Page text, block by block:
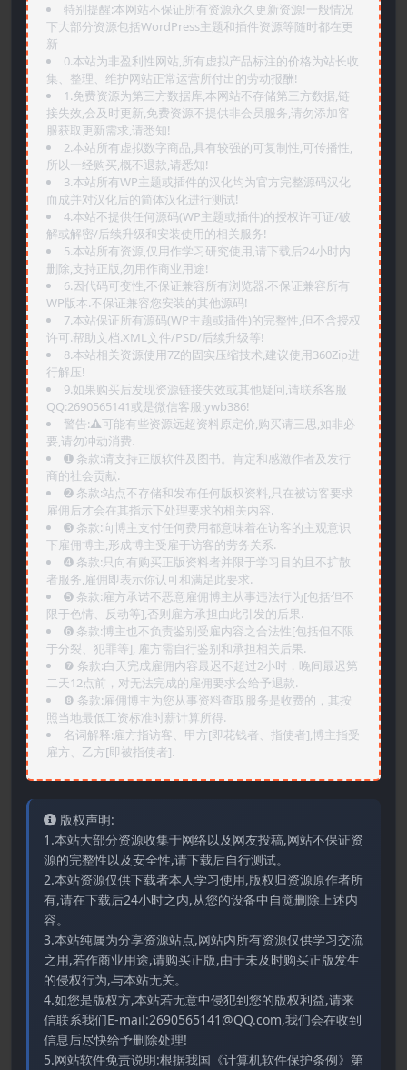
特别提醒:本网站不保证所有资源永久更新资源!一般情况
下大部分资源包括WordPress主题和插件资源等随时都在更
新
0.本站为非盈利性网站,所有虚拟产品标注的价格为站长收
集、整理、维护网站正常运营所付出的劳动报酬!
1.免费资源为第三方数据库,本网站不存储第三方数据,链
接失效,会及时更新,免费资源不提供非会员服务,请勿添加客
服获取更新需求,请悉知!
2.本站所有虚拟数字商品,具有较强的可复制性,可传播性,
所以一经购买,概不退款,请悉知!
3.本站所有WP主题或插件的汉化均为官方完整源码汉化
而成并对汉化后的简体汉化进行测试!
4.本站不提供任何源码(WP主题或插件)的授权许可证/破
解或解密/后续升级和安装使用的相关服务!
5.本站所有资源,仅用作学习研究使用,请下载后24小时内
删除,支持正版,勿用作商业用途!
6.因代码可变性,不保证兼容所有浏览器.不保证兼容所有
WP版本.不保证兼容您安装的其他源码!
7.本站保证所有源码(WP主题或插件)的完整性,但不含授权
许可.帮助文档.XML文件/PSD/后续升级等!
8.本站相关资源使用7Z的固实压缩技术,建议使用360Zip进
行解压!
9.如果购买后发现资源链接失效或其他疑问,请联系客服
QQ:2690565141或是微信客服:ywb386!
警告:⚠️可能有些资源远超资料原定价,购买请三思,如非必
要,请勿冲动消费.
➊️ 条款:请支持正版软件及图书。肯定和感激作者及发行
商的社会贡献.
➋️ 条款:站点不存储和发布任何版权资料,只在被访客要求
雇佣后才会在其指示下处理要求的相关内容.
➌️ 条款:向博主支付任何费用都意味着在访客的主观意识
下雇佣博主,形成博主受雇于访客的劳务关系.
➍️ 条款:只向有购买正版资料者并限于学习目的且不扩散
者服务,雇佣即表示你认可和满足此要求.
➎ 条款:雇方承诺不恶意雇佣博主从事违法行为[包括但不
限于色情、反动等],否则雇方承担由此引发的后果.
➏️ 条款:博主也不负责鉴别受雇内容之合法性[包括但不限
于分裂、犯罪等], 雇方需自行鉴别和承担相关后果.
❼ 条款:白天完成雇佣内容最迟不超过2小时，晚间最迟第
二天12点前，对无法完成的雇佣要求会给予退款.
❽ 条款:雇佣博主为您从事资料查取服务是收费的，其按
照当地最低工资标准时薪计算所得.
名词解释:雇方指访客、甲方[即花钱者、指使者],博主指受
雇方、乙方[即被指使者].
版权声明:
1.本站大部分资源收集于网络以及网友投稿,网站不保证资
源的完整性以及安全性,请下载后自行测试。
2.本站资源仅供下载者本人学习使用,版权归资源原作者所
有,请在下载后24小时之内,从您的设备中自觉删除上述内
容。
3.本站纯属为分享资源站点,网站内所有资源仅供学习交流
之用,若作商业用途,请购买正版,由于未及时购买正版发生
的侵权行为,与本站无关。
4.如您是版权方,本站若无意中侵犯到您的版权利益,请来
信联系我们E-mail:2690565141@QQ.com,我们会在收到
信息后尽快给予删除处理!
5.网站软件免责说明:根据我国《计算机软件保护条例》第